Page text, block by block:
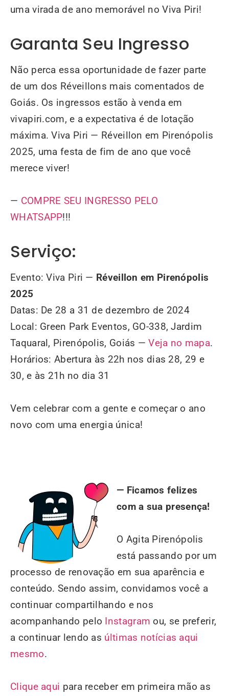
uma virada de ano memorável no Viva Piri!
Garanta Seu Ingresso
Não perca essa oportunidade de fazer parte
de um dos Réveillons mais comentados de
Goiás. Os ingressos estão à venda em
vivapiri.com, e a expectativa é de lotação
máxima. Viva Piri — Réveillon em Pirenópolis
2025, uma festa de fim de ano que você
merece viver!
— COMPRE SEU INGRESSO PELO
WHATSAPP!!!
Serviço:
Evento: Viva Piri — Réveillon em Pirenópolis
2025
Datas: De 28 a 31 de dezembro de 2024
Local: Green Park Eventos, GO-338, Jardim
Taquaral, Pirenópolis, Goiás —Veja no mapa.
Horários: Abertura às 22h nos dias 28, 29 e
30, e às 21h no dia 31
Vem celebrar com a gente e começar o ano
novo com uma energia única!
— Ficamos felizes
com a sua presença!
O Agita Pirenópolis
está passando por um
processo de renovação em sua aparência e
conteúdo. Sendo assim, convidamos você a
continuar compartilhando e nos
acompanhando pelo Instagram ou, se preferir,
a continuar lendo as últimas notícias aqui
mesmo.
Clique aqui para receber em primeira mão as